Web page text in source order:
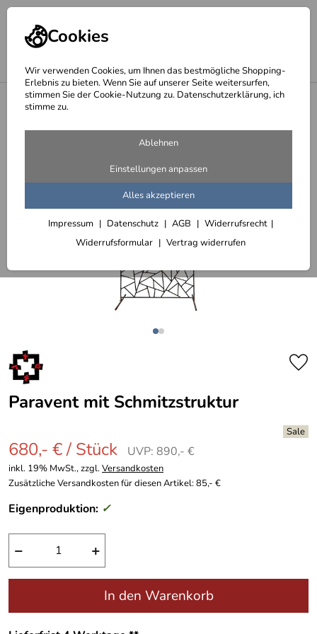
Cookies
Wir verwenden Cookies, um Ihnen das bestmögliche Shopping-
Erlebnis zu bieten. Wenn Sie auf unserer Seite weitersurfen,
stimmen Sie der Cookie-Nutzung zu. Datenschutzerklärung, ich
stimme zu.
Ablehnen
Einstellungen anpassen
Alles akzeptieren
Impressum Datenschutz AGB
Widerrufsrecht
Widerrufsformular
Vertrag widerrufen
Möbel - Top Deal
Paravent mit Schmitzstruktur
680,- € / Stück UVP: 890,- €
inkl. 19% MwSt., zzgl.Versandkosten
Zusätzliche Versandkosten für diesen Artikel: 85,- €
Eigenproduktion: ✓
− +
In den Warenkorb